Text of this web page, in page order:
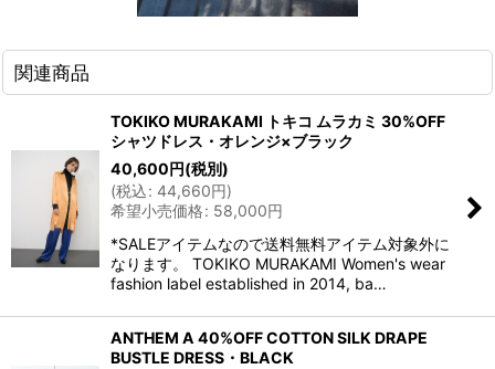
関連商品
TOKIKO MURAKAMI トキコ ムラカミ 30%OFF
シャツドレス・オレンジ×ブラック
40,600円(税別)
(税込: 44,660円)
希望小売価格: 58,000円
*SALEアイテムなので送料無料アイテム対象外に
なります。 TOKIKO MURAKAMI Women's wear
fashion label established in 2014, ba…
ANTHEM A 40%OFF COTTON SILK DRAPE
BUSTLE DRESS・BLACK